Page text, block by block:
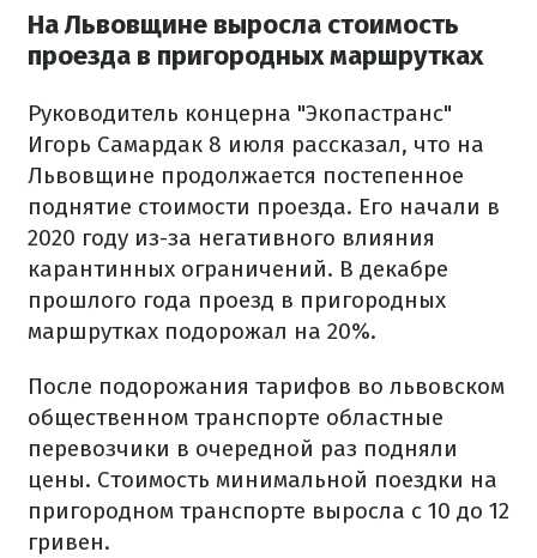
На Львовщине выросла стоимость
проезда в пригородных маршрутках
Руководитель концерна "Экопастранс"
Игорь Самардак 8 июля рассказал, что на
Львовщине продолжается постепенное
поднятие стоимости проезда. Его начали в
2020 году из-за негативного влияния
карантинных ограничений. В декабре
прошлого года проезд в пригородных
маршрутках подорожал на 20%.
После подорожания тарифов во львовском
общественном транспорте областные
перевозчики в очередной раз подняли
цены. Стоимость минимальной поездки на
пригородном транспорте выросла с 10 до 12
гривен.